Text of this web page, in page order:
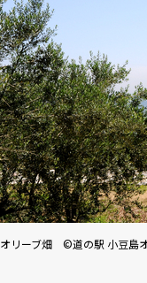
オリーブ畑 ©道の駅 小豆島